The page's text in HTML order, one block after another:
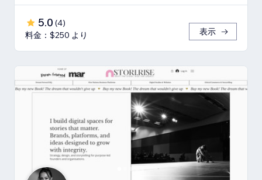
5.0 (4)
料金：$250 より
表示